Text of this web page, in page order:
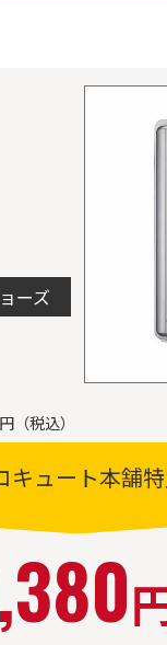
ーズ
（税込）
キュート本舗